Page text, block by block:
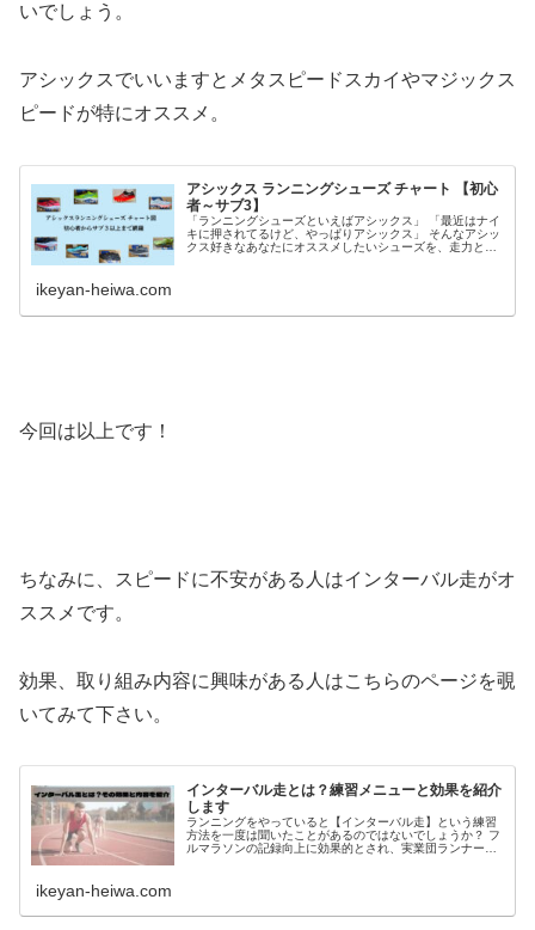
いでしょう。
アシックスでいいますとメタスピードスカイやマジックス
ピードが特にオススメ。
アシックス ランニングシューズ チャート 【初心
者～サブ3】
「ランニングシューズといえばアシックス」 「最近はナイ
キに押されてるけど、やっぱりアシックス」 そんなアシッ
クス好きなあなたにオススメしたいシューズを、走力と重
ikeyan-heiwa.com
今回は以上です！
ちなみに、スピードに不安がある人はインターバル走がオ
ススメです。
効果、取り組み内容に興味がある人はこちらのページを覗
いてみて下さい。
インターバル走とは？練習メニューと効果を紹介
します
ランニングをやっていると【インターバル走】という練習
方法を一度は聞いたことがあるのではないでしょうか？ フ
ルマラソンの記録向上に効果的とされ、実業団ランナーか
ikeyan-heiwa.com